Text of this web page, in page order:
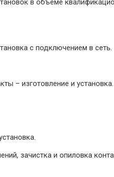
в объеме
с подключением в сеть.
– изготовление и установка.
зачистка и опиловка